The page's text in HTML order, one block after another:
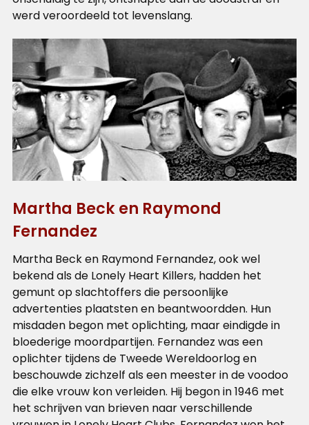
werd veroordeeld tot levenslang.
Martha Beck en Raymond
Fernandez
Martha Beck en Raymond Fernandez, ook wel
bekend als de Lonely Heart Killers, hadden het
gemunt op slachtoffers die persoonlijke
advertenties plaatsten en beantwoordden. Hun
misdaden begon met oplichting, maar eindigde in
bloederige moordpartijen. Fernandez was een
oplichter tijdens de Tweede Wereldoorlog en
beschouwde zichzelf als een meester in de voodoo
die elke vrouw kon verleiden. Hij begon in 1946 met
het schrijven van brieven naar verschillende